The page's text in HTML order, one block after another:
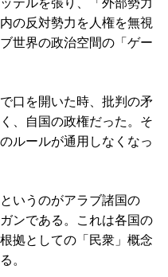
テルを張り、「外部勢力
の反対勢力を人権を無視
世界の政治空間の「ゲー
口を開いた時、批判の矛
、自国の政権だった。そ
ルールが通用しなくなっ
いうのがアラブ諸国の
ンである。これは各国の
拠としての「民衆」概念
。